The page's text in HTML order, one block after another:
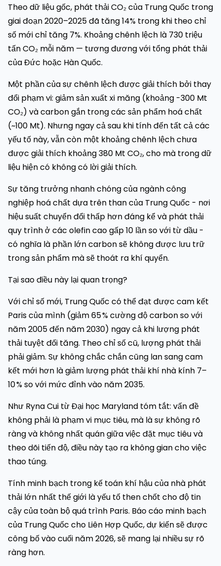
Theo dữ liệu gốc, phát thải CO₂ của Trung Quốc trong
giai đoạn 2020–2025 đã tăng 14% trong khi theo chỉ
số mới chỉ tăng 7%. Khoảng chênh lệch là 730 triệu
tấn CO₂ mỗi năm — tương đương với tổng phát thải
của Đức hoặc Hàn Quốc.
Một phần của sự chênh lệch được giải thích bởi thay
đổi phạm vi: giảm sản xuất xi măng (khoảng -300 Mt
CO₂) và carbon gắn trong các sản phẩm hoá chất
(~100 Mt). Nhưng ngay cả sau khi tính đến tất cả các
yếu tố này, vẫn còn một khoảng chênh lệch chưa
được giải thích khoảng 380 Mt CO₂, cho mà trong dữ
liệu hiện có không có lời giải thích.
Sự tăng trưởng nhanh chóng của ngành công
nghiệp hoá chất dựa trên than của Trung Quốc - nơi
hiệu suất chuyển đổi thấp hơn đáng kể và phát thải
quy trình ở các olefin cao gấp 10 lần so với từ dầu -
có nghĩa là phần lớn carbon sẽ không được lưu trữ
trong sản phẩm mà sẽ thoát ra khí quyển.
Tại sao điều này lại quan trọng?
Với chỉ số mới, Trung Quốc có thể đạt được cam kết
Paris của mình (giảm 65 % cường độ carbon so với
năm 2005 đến năm 2030) ngay cả khi lượng phát
thải tuyệt đối tăng. Theo chỉ số cũ, lượng phát thải
phải giảm. Sự không chắc chắn cũng lan sang cam
kết mới hơn là giảm lượng phát thải khí nhà kính 7–
10 % so với mức đỉnh vào năm 2035.
Như Ryna Cui từ Đại học Maryland tóm tắt: vấn đề
không phải là phạm vi mục tiêu, mà là sự không rõ
ràng và không nhất quán giữa việc đặt mục tiêu và
theo dõi tiến độ, điều này tạo ra không gian cho việc
thao túng.
Tính minh bạch trong kế toán khí hậu của nhà phát
thải lớn nhất thế giới là yếu tố then chốt cho độ tin
cậy của toàn bộ quá trình Paris. Báo cáo minh bạch
của Trung Quốc cho Liên Hợp Quốc, dự kiến sẽ được
công bố vào cuối năm 2026, sẽ mang lại nhiều sự rõ
ràng hơn.